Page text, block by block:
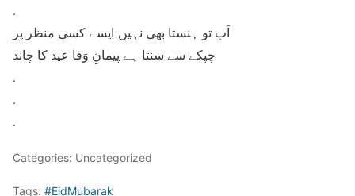
.
اَب تو ہنستا بھی نہیں ایسے کسی منظر پر
چپکے سے سنتا ہے پیمانِ وَفا عید کا چاند
.
.
.
Categories: Uncategorized
Tags: #EidMubarak